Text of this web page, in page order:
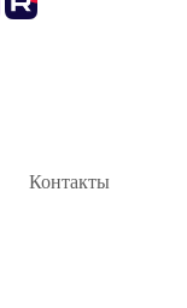
Контакты